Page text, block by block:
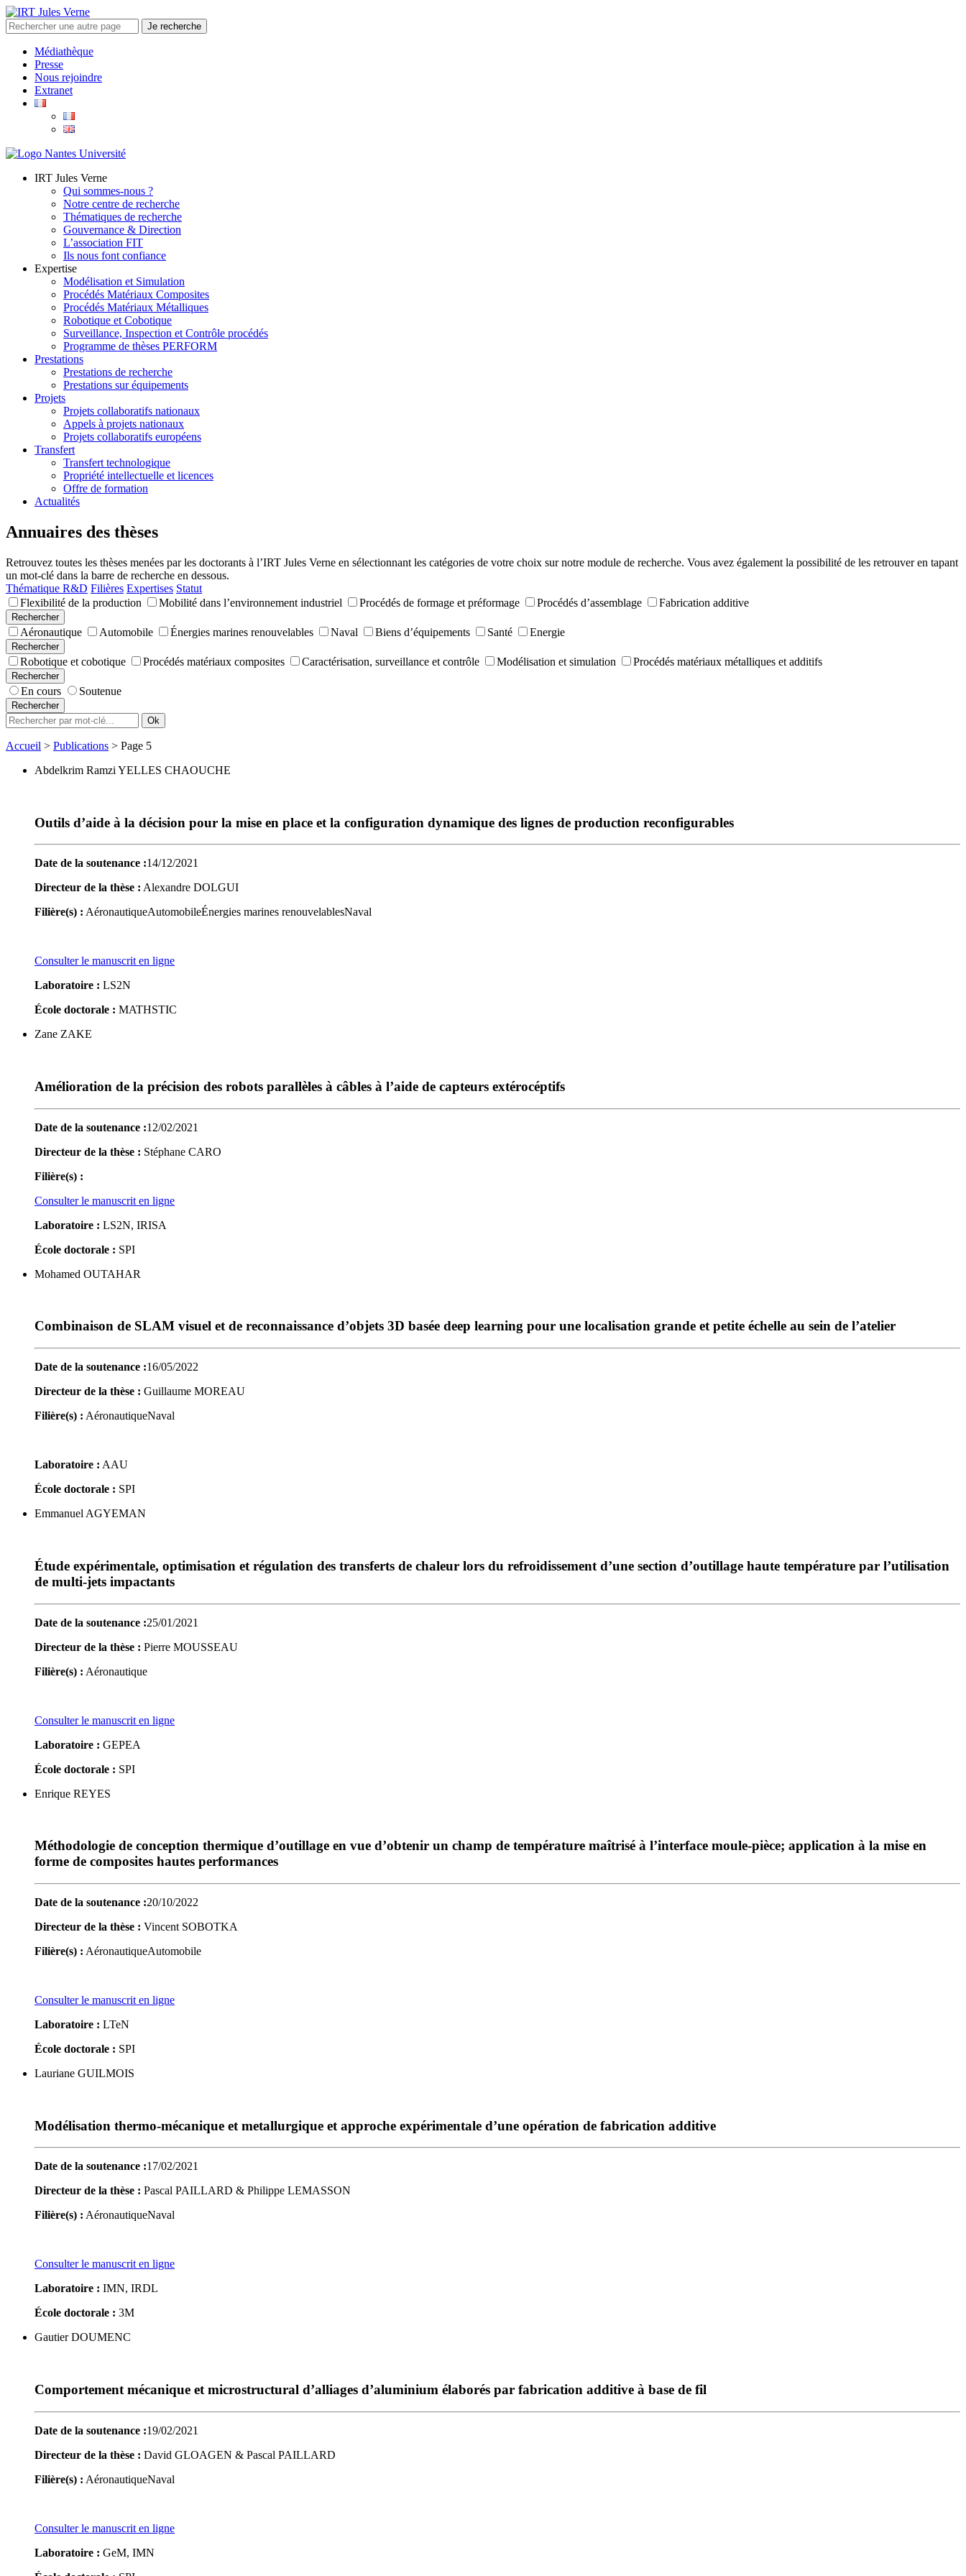
Médiathèque
Presse
Nous rejoindre
Extranet
IRT Jules Verne
Qui sommes-nous ?
Notre centre de recherche
Thématiques de recherche
Gouvernance & Direction
L’association FIT
Ils nous font confiance
Expertise
Modélisation et Simulation
Procédés Matériaux Composites
Procédés Matériaux Métalliques
Robotique et Cobotique
Surveillance, Inspection et Contrôle procédés
Programme de thèses PERFORM
Prestations
Prestations de recherche
Prestations sur équipements
Projets
Projets collaboratifs nationaux
Appels à projets nationaux
Projets collaboratifs européens
Transfert
Transfert technologique
Propriété intellectuelle et licences
Offre de formation
Actualités
Annuaires des thèses
Retrouvez toutes les thèses menées par les doctorants à l’IRT Jules Verne en sélectionnant les catégories de votre choix sur notre module de recherche. Vous avez également la possibilité de les retrouver en tapant
un mot-clé dans la barre de recherche en dessous.
Thématique R&D Filières Expertises Statut
Flexibilité de la production
Mobilité dans l’environnement industriel Procédés de formage et préformage Procédés d’assemblage Fabrication additive
Aéronautique Automobile Énergies marines renouvelables Naval Biens d’équipements Santé Energie
Rechercher
Robotique et cobotique Procédés matériaux composites Caractérisation, surveillance et contrôle Modélisation et simulation Procédés matériaux métalliques et additifs
Rechercher
En cours Soutenue
Rechercher
Accueil > Publications > Page 5
Abdelkrim Ramzi YELLES CHAOUCHE
Outils d’aide à la décision pour la mise en place et la configuration dynamique des lignes de production reconfigurables
Date de la soutenance :14/12/2021
Directeur de la thèse : Alexandre DOLGUI
Filière(s) : AéronautiqueAutomobileÉnergies marines renouvelablesNaval
Consulter le manuscrit en ligne
Laboratoire : LS2N
École doctorale : MATHSTIC
Zane ZAKE
Amélioration de la précision des robots parallèles à câbles à l’aide de capteurs extérocéptifs
Date de la soutenance :12/02/2021
Directeur de la thèse : Stéphane CARO
Filière(s) :
Consulter le manuscrit en ligne
Laboratoire : LS2N, IRISA
École doctorale : SPI
Mohamed OUTAHAR
Combinaison de SLAM visuel et de reconnaissance d’objets 3D basée deep learning pour une localisation grande et petite échelle au sein de l’atelier
Date de la soutenance :16/05/2022
Directeur de la thèse : Guillaume MOREAU
Filière(s) : AéronautiqueNaval
Laboratoire : AAU
École doctorale : SPI
Emmanuel AGYEMAN
Étude expérimentale, optimisation et régulation des transferts de chaleur lors du refroidissement d’une section d’outillage haute température par l’utilisation
de multi-jets impactants
Date de la soutenance :25/01/2021
Directeur de la thèse : Pierre MOUSSEAU
Filière(s) : Aéronautique
Consulter le manuscrit en ligne
Laboratoire : GEPEA
École doctorale : SPI
Enrique REYES
Méthodologie de conception thermique d’outillage en vue d’obtenir un champ de température maîtrisé à l’interface moule-pièce; application à la mise en
forme de composites hautes performances
Date de la soutenance :20/10/2022
Directeur de la thèse : Vincent SOBOTKA
Filière(s) : AéronautiqueAutomobile
Consulter le manuscrit en ligne
Laboratoire : LTeN
École doctorale : SPI
Lauriane GUILMOIS
Modélisation thermo-mécanique et metallurgique et approche expérimentale d’une opération de fabrication additive
Date de la soutenance :17/02/2021
Directeur de la thèse : Pascal PAILLARD & Philippe LEMASSON
Filière(s) : AéronautiqueNaval
Consulter le manuscrit en ligne
Laboratoire : IMN, IRDL
École doctorale : 3M
Gautier DOUMENC
Comportement mécanique et microstructural d’alliages d’aluminium élaborés par fabrication additive à base de fil
Date de la soutenance :19/02/2021
Directeur de la thèse : David GLOAGEN & Pascal PAILLARD
Filière(s) : AéronautiqueNaval
Consulter le manuscrit en ligne
Laboratoire : GeM, IMN